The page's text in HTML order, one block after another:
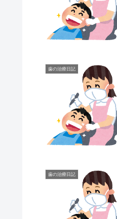
歯の治療日記
歯の治療日記